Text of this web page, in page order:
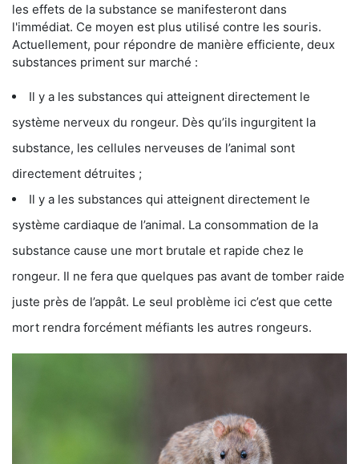
les effets de la substance se manifesteront dans
l'immédiat. Ce moyen est plus utilisé contre les souris.
Actuellement, pour répondre de manière efficiente, deux
substances priment sur marché :
Il y a les substances qui atteignent directement le
système nerveux du rongeur. Dès qu’ils ingurgitent la
substance, les cellules nerveuses de l’animal sont
directement détruites ;
Il y a les substances qui atteignent directement le
système cardiaque de l’animal. La consommation de la
substance cause une mort brutale et rapide chez le
rongeur. Il ne fera que quelques pas avant de tomber raide
juste près de l’appât. Le seul problème ici c’est que cette
mort rendra forcément méfiants les autres rongeurs.